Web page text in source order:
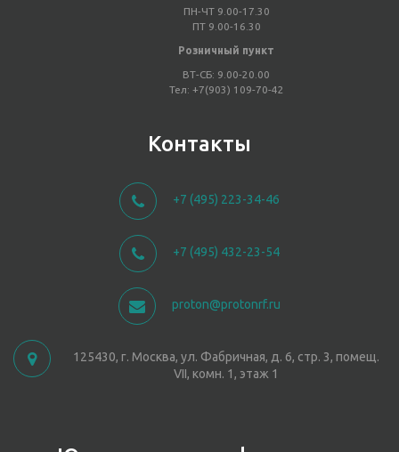
ПН-ЧТ 9.00-17.30
ПТ 9.00-16.30
Розничный пункт
ВТ-СБ: 9.00-20.00
Тел: +7(903) 109-70-42
Контакты
+7 (495) 223-34-46
+7 (495) 432-23-54
proton@protonrf.ru
125430, г. Москва, ул. Фабричная, д. 6, стр. 3, помещ.
VII, комн. 1, этаж 1